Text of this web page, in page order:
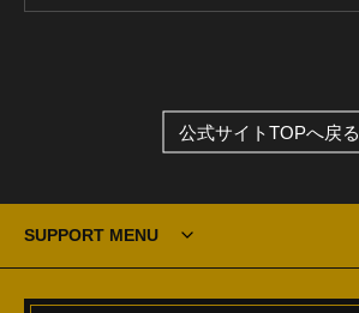
公式サイトTOPへ戻る
SUPPORT MENU